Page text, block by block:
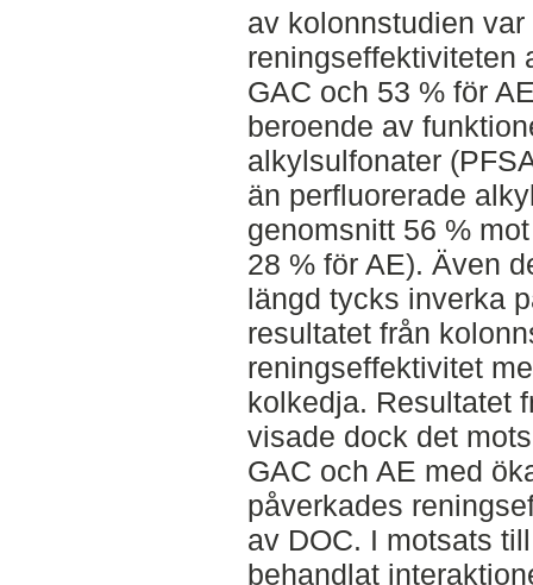
av kolonnstudien
reningseffektiviteten
GAC och 53 % för
beroende av
alkylsulfonater
än perfluorerade
genomsnitt 56 %
28 % för AE). Även
längd tycks inverka
resultatet från
reningseffektivitet
kolkedja. Resultatet
visade dock det
GAC och AE med
påverkades
av DOC. I motsats
behandlat